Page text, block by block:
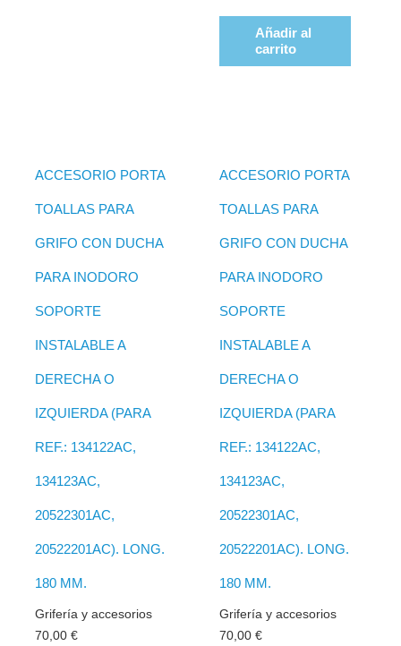
Añadir al
carrito
ACCESORIO PORTA
TOALLAS PARA
GRIFO CON DUCHA
PARA INODORO
SOPORTE
INSTALABLE A
DERECHA O
IZQUIERDA (PARA
REF.: 134122AC,
134123AC,
20522301AC,
20522201AC). LONG.
180 MM.
Grifería y accesorios
70,00€
ACCESORIO PORTA
TOALLAS PARA
GRIFO CON DUCHA
PARA INODORO
SOPORTE
INSTALABLE A
DERECHA O
IZQUIERDA (PARA
REF.: 134122AC,
134123AC,
20522301AC,
20522201AC). LONG.
180 MM.
Grifería y accesorios
70,00 €